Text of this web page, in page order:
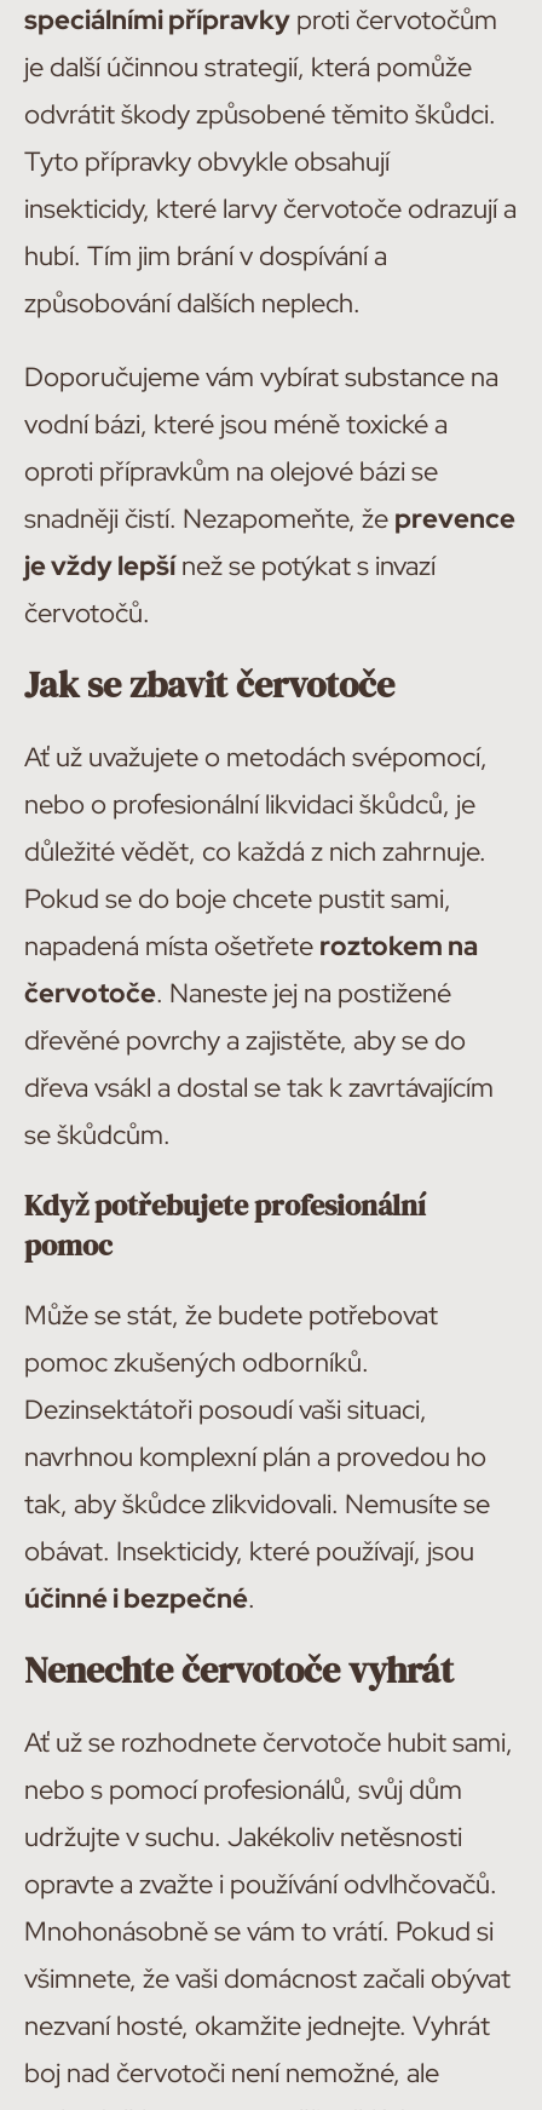
speciálními přípravky proti červotočům
je další účinnou strategií, která pomůže
odvrátit škody způsobené těmito škůdci.
Tyto přípravky obvykle obsahují
insekticidy, které larvy červotoče odrazují a
hubí. Tím jim brání v dospívání a
způsobování dalších neplech.
Doporučujeme vám vybírat substance na
vodní bázi, které jsou méně toxické a
oproti přípravkům na olejové bázi se
snadněji čistí. Nezapomeňte, že prevence
je vždy lepšínež se potýkat s invazí
červotočů.
Jak se zbavit červotoče
Ať už uvažujete o metodách svépomocí,
nebo o profesionální likvidaci škůdců, je
důležité vědět, co každá z nich zahrnuje.
Pokud se do boje chcete pustit sami,
napadená místa ošetřete roztokem na
červotoče. Naneste jej na postižené
dřevěné povrchy a zajistěte, aby se do
dřeva vsákl a dostal se tak k zavrtávajícím
se škůdcům.
Když potřebujete profesionální
pomoc
Může se stát, že budete potřebovat
pomoc zkušených odborníků.
Dezinsektátoři posoudí vaši situaci,
navrhnou komplexní plán a provedou ho
tak, aby škůdce zlikvidovali. Nemusíte se
obávat. Insekticidy, které používají, jsou
účinné i bezpečné.
Nenechte červotoče vyhrát
Ať už se rozhodnete červotoče hubit sami,
nebo s pomocí profesionálů, svůj dům
udržujte v suchu. Jakékoliv netěsnosti
opravte a zvažte i používání odvlhčovačů.
Mnohonásobně se vám to vrátí. Pokud si
všimnete, že vaši domácnost začali obývat
nezvaní hosté, okamžite jednejte. Vyhrát
boj nad červotoči není nemožné, ale